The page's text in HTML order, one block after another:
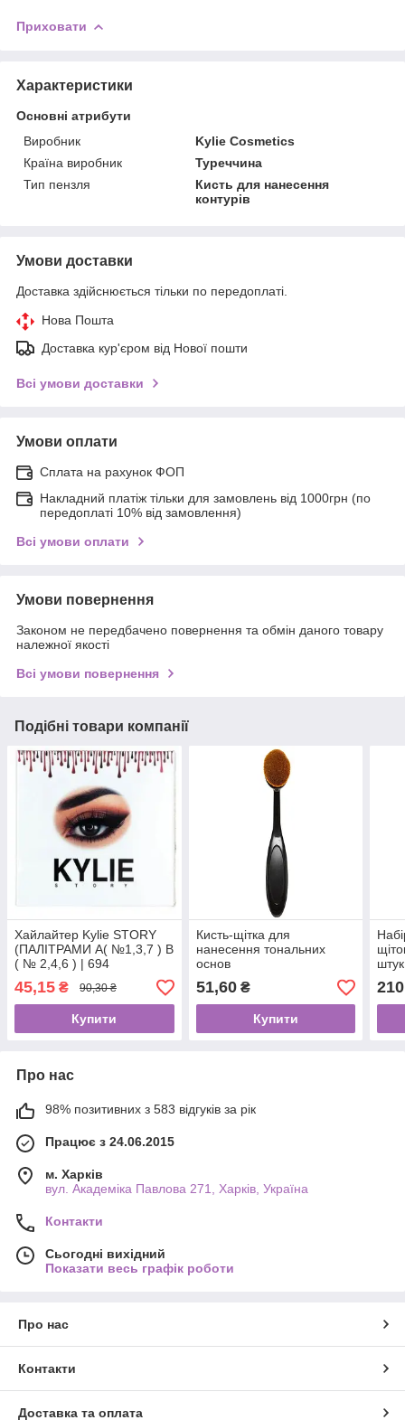
Приховати
Характеристики
Основні атрибути
Виробник
Kylie Cosmetics
Країна виробник
Туреччина
Тип пензля
Кисть для нанесення
контурів
Умови доставки
Доставка здійснюється тільки по передоплаті.
Нова Пошта
Доставка кур'єром від Нової пошти
Всі умови доставки
Умови оплати
Сплата на рахунок ФОП
Накладний платіж тільки для замовлень від 1000грн (по
передоплаті 10% від замовлення)
Всі умови оплати
Умови повернення
Законом не передбачено повернення та обмін даного товару
належної якості
Всі умови повернення
Подібні товари компанії
Хайлайтер Kylie STORY
(ПАЛІТРАМИ А( №1,3,7 ) В
( № 2,4,6 ) | 694
45,15 ₴ 90,30 ₴
Купити
Кисть-щітка для
нанесення тональних
основ
51,60₴
Купити
штук
Про нас
98% позитивних з 583 відгуків за рік
Працює з 24.06.2015
м. Харків
вул. Академіка Павлова 271, Харків, Україна
Контакти
Сьогодні вихідний
Показати весь графік роботи
Про нас
Контакти
Доставка та оплата